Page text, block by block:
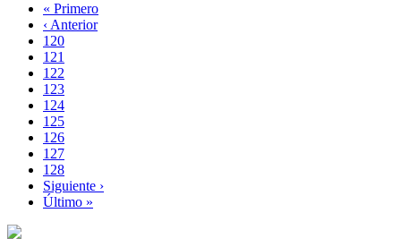
Paginación
Primera
página
« Primero
Página
anterior
‹ Anterior
Page
120
Page
121
Page
122
Page
123
Página
actual
124
Page
125
Page
126
Page
127
Page
128
Siguiente
página
Siguiente ›
Última
Último »